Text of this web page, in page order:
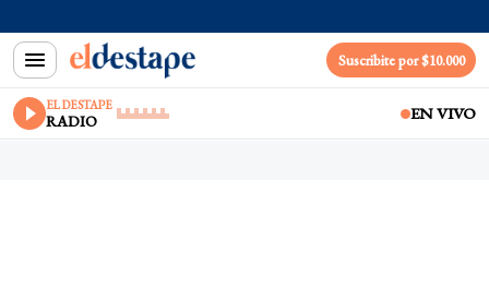
Suscribite por $10.000
EL DESTAPE
RADIO EN VIVO